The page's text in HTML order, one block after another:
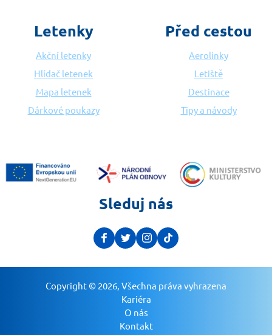
Letenky
Akční letenky
Hlídač letenek
Mapa letenek
Dárkové poukazy
Před cestou
Aerolinky
Letiště
Destinace
Tipy a návody
Sleduj nás
Copyright © 2026, Všechna práva vyhrazena
Kariéra
O nás
Kontakt